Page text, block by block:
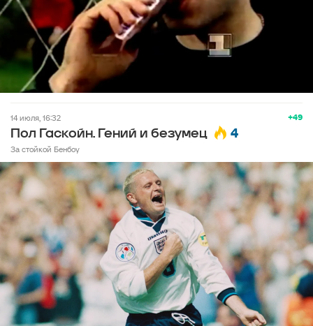
+49
14 июля, 16:32
Пол Гаскойн. Гений и безумец 4
За стойкой Бенбоу